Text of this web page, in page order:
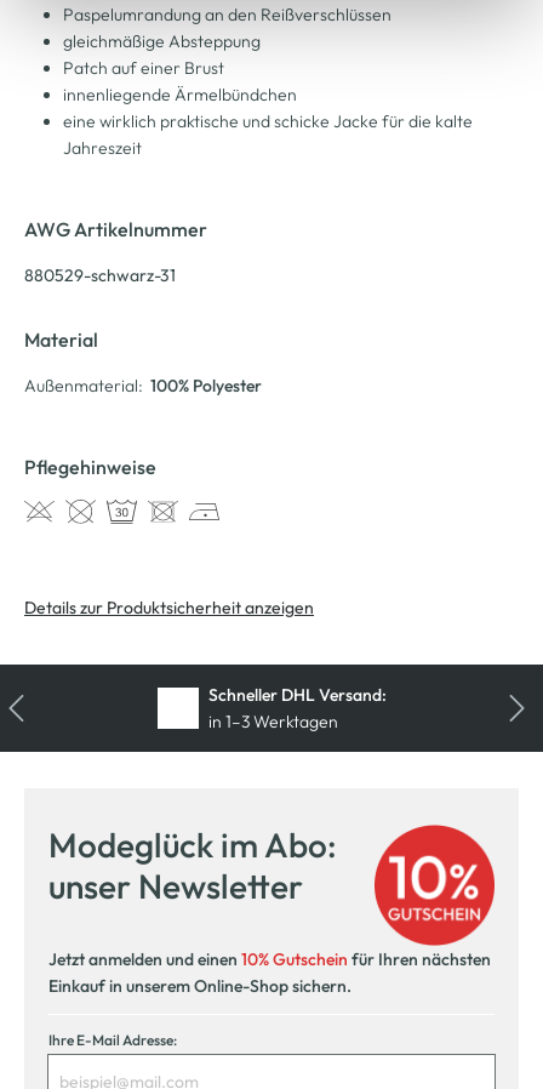
Paspelumrandung an den Reißverschlüssen
gleichmäßige Absteppung
Patch auf einer Brust
innenliegende Ärmelbündchen
eine wirklich praktische und schicke Jacke für die kalte
Jahreszeit
AWG Artikelnummer
880529-schwarz-31
Material
Außenmaterial: 100% Polyester
Pflegehinweise
Details zur Produktsicherheit anzeigen
Kostenfreie Rücksendung
innerhalb 14 Tage
Modeglück im Abo:
unser Newsletter
Jetzt anmelden und einen 10% Gutschein für Ihren nächsten
Einkauf in unserem Online-Shop sichern.
Ihre E-Mail Adresse: